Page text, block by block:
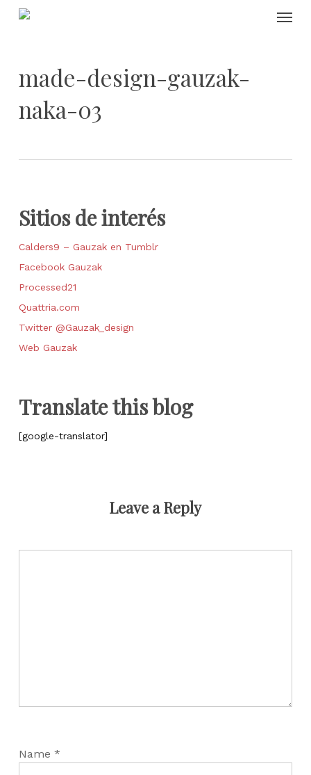
Skip
made-design-gauzak-
naka-03
Sitios de interés
Calders9 – Gauzak en Tumblr
Facebook Gauzak
Processed21
Quattria.com
Twitter @Gauzak_design
Web Gauzak
Translate this blog
[google-translator]
Leave a Reply
Name *